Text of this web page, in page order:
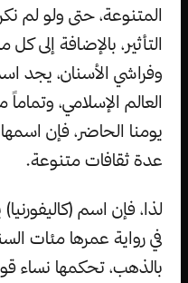
المتنوعة، حتى ولو لم
التأثير، بالإضافة إلى
وفراشي الأسنان، يجد
العالم الإسلامي،
يومنا الحاضر، فإن
عدة ثقافات متنوعة.
لذا، فإن اسم
في رواية عمرها مئات
بالذهب، تحكمها نساء